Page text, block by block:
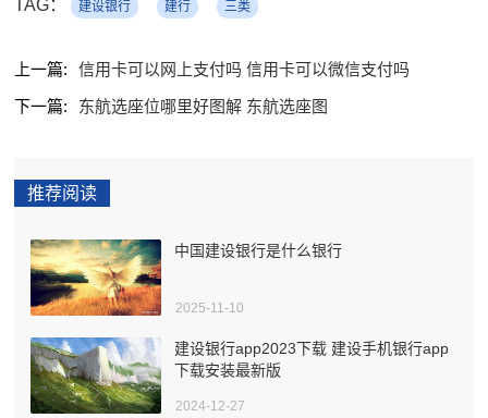
TAG： 建设银行 建行 三类
上一篇:
信用卡可以网上支付吗 信用卡可以微信支付吗
下一篇:
东航选座位哪里好图解 东航选座图
推荐阅读
中国建设银行是什么银行
2025-11-10
建设银行app2023下载 建设手机银行app
下载安装最新版
2024-12-27